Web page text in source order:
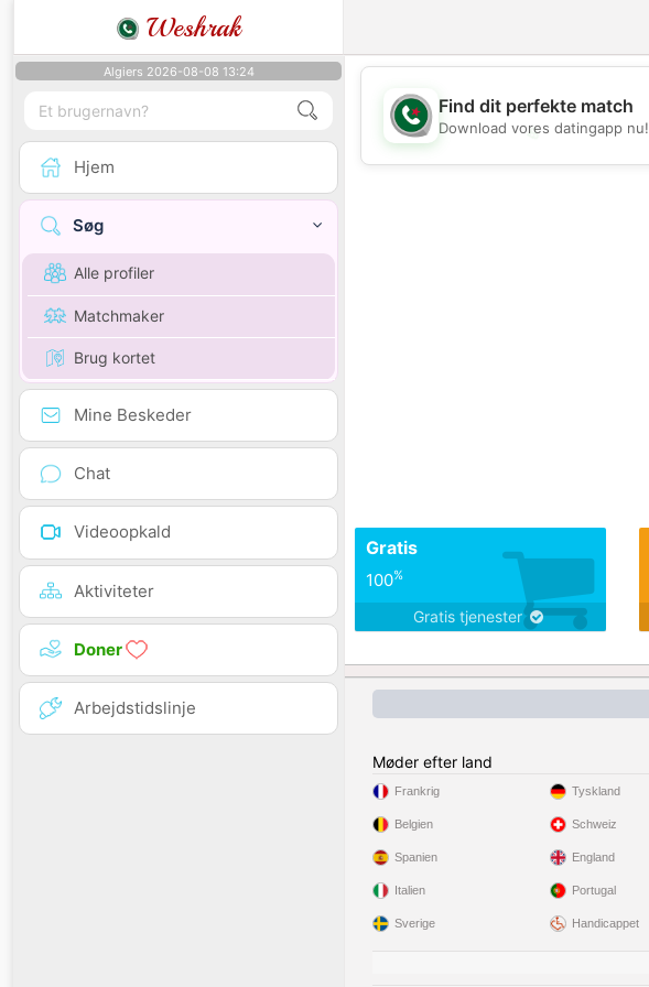
Weshrak
Algiers 2026-08-08 13:24
Hjem
Søg
Alle profiler
Matchmaker
Brug kortet
Mine Beskeder
Chat
Videoopkald
Aktiviteter
Doner
Arbejdstidslinje
💖
Find dit perfekte match
Download vores datingapp nu!
Gratis
100%
Gratis tjenester
Møder efter land
Frankrig
Belgien
Spanien
Italien
Sverige
Tyskland
Schweiz
England
Portugal
Handicappet